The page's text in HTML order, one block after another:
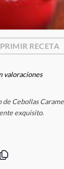
RECETA
valoraciones
Cebollas
exquisito.